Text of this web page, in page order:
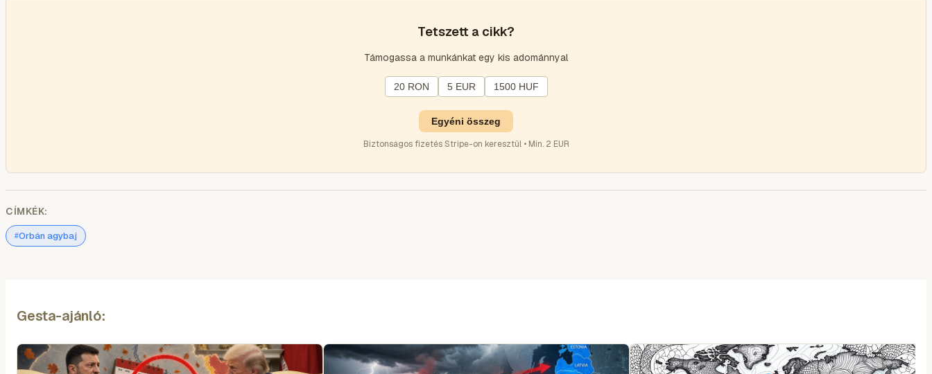
Tetszett a cikk?
Támogassa a munkánkat egy kis adománnyal
20 RON 5 EUR 1500 HUF
Egyéni összeg
Biztonságos fizetés Stripe-on keresztül • Min. 2 EUR
CÍMKÉK:
#Orbán agybaj
Gesta-ajánló: